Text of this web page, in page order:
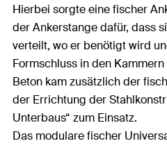
Hierbei sorgte eine fischer
der Ankerstange dafür, dass
verteilt, wo er benötigt wird
Formschluss in den
Beton kam zusätzlich der
der Errichtung der
Unterbaus“ zum Einsatz.
Das modulare fischer